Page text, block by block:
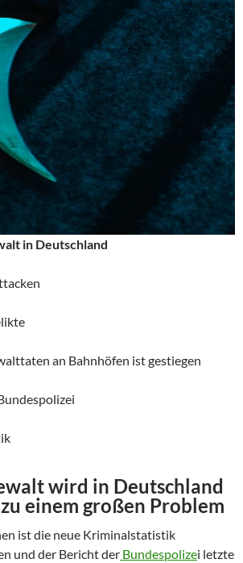
in Deutschland
an Bahnhöfen ist gestiegen
wird in Deutschland
einem großen Problem
ist die neue Kriminalstatistik
und der Bericht der Bundespolizei letzte